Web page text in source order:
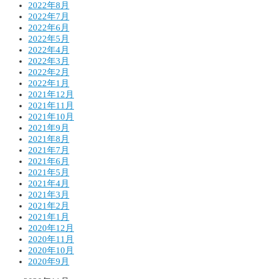
2022年8月
2022年7月
2022年6月
2022年5月
2022年4月
2022年3月
2022年2月
2022年1月
2021年12月
2021年11月
2021年10月
2021年9月
2021年8月
2021年7月
2021年6月
2021年5月
2021年4月
2021年3月
2021年2月
2021年1月
2020年12月
2020年11月
2020年10月
2020年9月